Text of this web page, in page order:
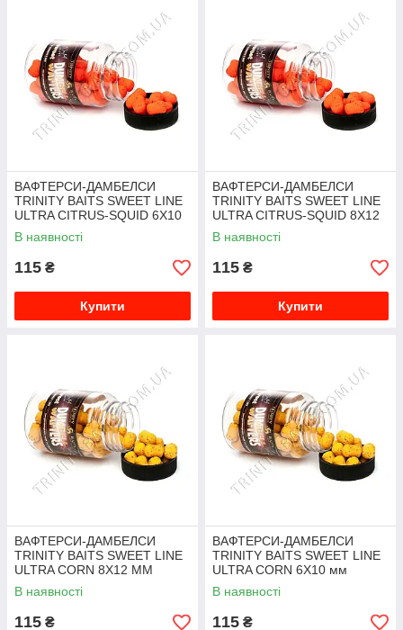
ВАФТЕРСИ-ДАМБЕЛСИ
TRINITY BAITS SWEET LINE
ULTRA CITRUS-SQUID 6Х10
ММ
В наявності
115 ₴
Купити
ВАФТЕРСИ-ДАМБЕЛСИ
TRINITY BAITS SWEET LINE
ULTRA CITRUS-SQUID 8Х12
ММ
В наявності
115 ₴
Купити
ВАФТЕРСИ-ДАМБЕЛСИ
TRINITY BAITS SWEET LINE
ULTRA CORN 8Х12 ММ
В наявності
115 ₴
ВАФТЕРСИ-ДАМБЕЛСИ
TRINITY BAITS SWEET LINE
ULTRA CORN 6Х10 мм
В наявності
115 ₴